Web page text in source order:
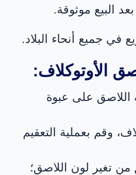
البيع موثوقة.
جميع أنحاء البلاد.
الأوتوكلاف:
اللاصق على عبوة
وقم بعملية التعقيم
من تغير لون اللاصق؛